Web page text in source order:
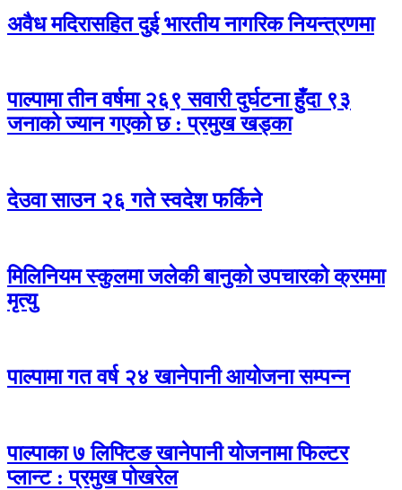
अवैध मदिरासहित दुई भारतीय नागरिक नियन्त्रणमा
पाल्पामा तीन वर्षमा २६९ सवारी दुर्घटना हुँदा ९३
जनाको ज्यान गएको छ : प्रमुख खड्का
देउवा साउन २६ गते स्वदेश फर्किने
मिलिनियम स्कुलमा जलेकी बानुको उपचारको क्रममा
मृत्यु
पाल्पामा गत वर्ष २४ खानेपानी आयोजना सम्पन्न
पाल्पाका ७ लिफ्टिङ खानेपानी योजनामा फिल्टर
प्लान्ट : प्रमुख पोखरेल